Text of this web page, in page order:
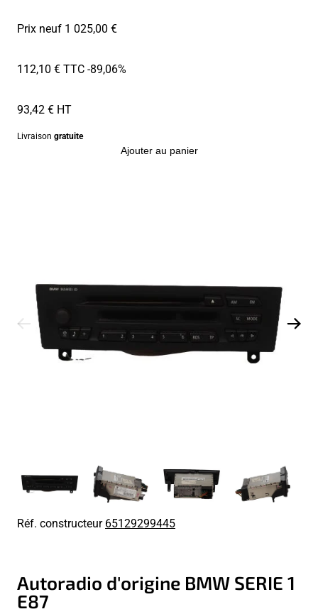
Prix neuf 1 025,00 €
112,10 € TTC-89,06%
93,42 € HT
Livraison gratuite
Ajouter au panier
Réf. constructeur65129299445
Autoradio d'origine BMW SERIE 1
E87